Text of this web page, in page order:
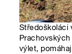
Středoškoláci
výlet,